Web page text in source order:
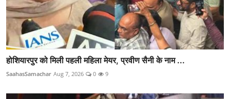
होशियारपुर को मिली पहली महिला मेयर, प्रवीण सैनी के नाम ...
SaahasSamachar Aug 7, 2026 0 9